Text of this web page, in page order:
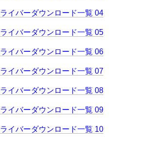
イバーダウンロード一覧 04
イバーダウンロード一覧 05
イバーダウンロード一覧 06
イバーダウンロード一覧 07
イバーダウンロード一覧 08
イバーダウンロード一覧 09
イバーダウンロード一覧 10